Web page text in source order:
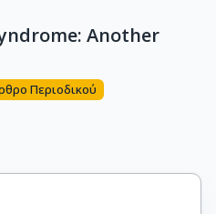
Another
Περιοδικού